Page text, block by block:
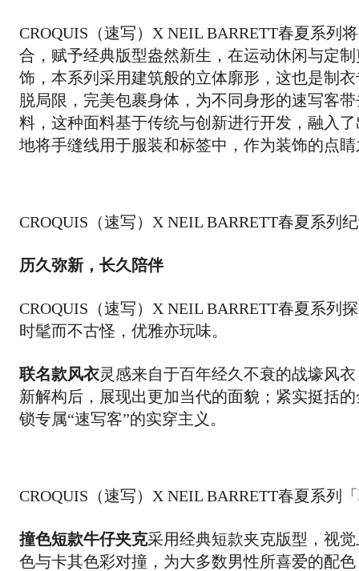
CROQUIS（速写）X NEIL BARRETT春夏系列
合，赋予经典版型盎然新生，在运动休闲与定
饰，本系列采用建筑般的立体廓形，这也是制
脱局限，完美包裹身体，为不同身形的速写客
料，这种面料基于传统与创新进行开发，融入
地将手缝线用于服装和标签中，作为装饰的点
CROQUIS（速写）X NEIL BARRETT春夏系列
历久弥新，长久陪伴
CROQUIS（速写）X NEIL BARRETT春夏系列
时髦而不古怪，优雅亦玩味。
联名款风衣灵感来自于百年经久不衰的战壕风
新解构后，展现出更加当代的面貌；紧实挺括
锁专属“速写客”的实穿主义。
CROQUIS（速写）X NEIL BARRETT春夏系列
撞色短款牛仔夹克采用经典短款夹克版型，视
色与卡其色彩对撞，为大多数男性所喜爱的配